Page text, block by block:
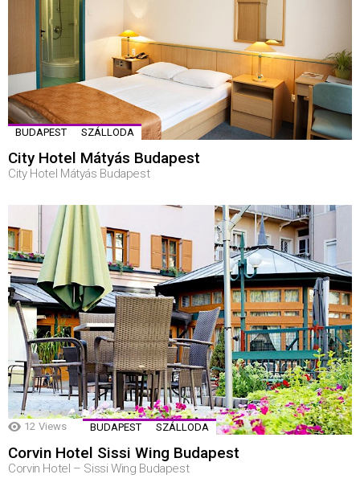
BUDAPEST SZÁLLODA
City Hotel Mátyás Budapest
City Hotel Mátyás Budapest
12 Views BUDAPEST SZÁLLODA
Corvin Hotel Sissi Wing Budapest
Corvin Hotel – Sissi Wing Budapest